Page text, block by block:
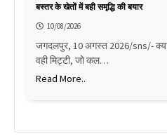
बस्तर के खेतों में बही समृद्धि की बयार
10/08/2026
जगदलपुर, 10 अगस्त 2026/sns/-
वही मिट्टी, जो कल…
Read More..